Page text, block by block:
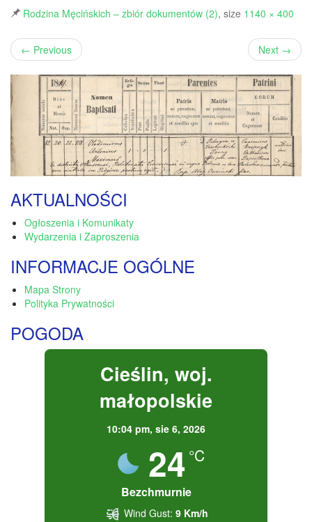
Rodzina Męcińskich – zbiór dokumentów (2), size 1140 × 400
← Previous Next →
AKTUALNOŚCI
Ogłoszenia i Komunikaty
Wydarzenia i Zaproszenia
INFORMACJE OGÓLNE
Mapa Strony
Polityka Prywatności
POGODA
Cieślin, woj.
małopolskie
10:04 pm, sie 6, 2026
24 °C
Bezchmurnie
Wind Gust: 9 Km/h